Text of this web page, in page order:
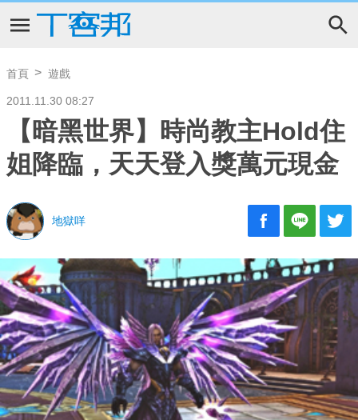
首頁 遊戲
2011.11.30 08:27
【暗黑世界】時尚教主Hold住
姐降臨，天天登入獎萬元現金
地獄咩